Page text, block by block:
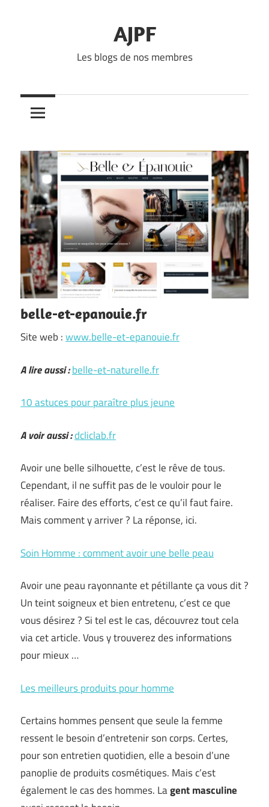
AJPF
Les blogs de nos membres
belle-et-epanouie.fr
Site web :www.belle-et-epanouie.fr
A lire aussi :belle-et-naturelle.fr
10 astuces pour paraître plus jeune
A voir aussi :dcliclab.fr
Avoir une belle silhouette, c’est le rêve de tous.
Cependant, il ne suffit pas de le vouloir pour le
réaliser. Faire des efforts, c’est ce qu’il faut faire.
Mais comment y arriver ? La réponse, ici.
Soin Homme : comment avoir une belle peau
Avoir une peau rayonnante et pétillante ça vous dit ?
Un teint soigneux et bien entretenu, c’est ce que
vous désirez ? Si tel est le cas, découvrez tout cela
via cet article. Vous y trouverez des informations
pour mieux …
Les meilleurs produits pour homme
Certains hommes pensent que seule la femme
ressent le besoin d’entretenir son corps. Certes,
pour son entretien quotidien, elle a besoin d’une
panoplie de produits cosmétiques. Mais c’est
également le cas des hommes. Lagent masculine